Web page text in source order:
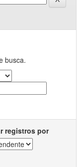
busca.
registros por